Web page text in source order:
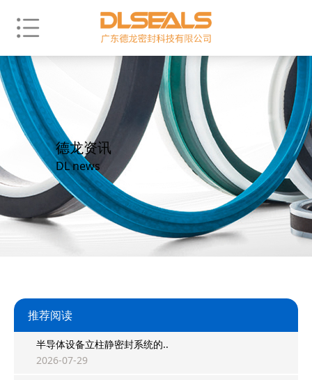
德龙资讯
DL news
推荐阅读
半导体设备立柱静密封系统的..
2026-07-29